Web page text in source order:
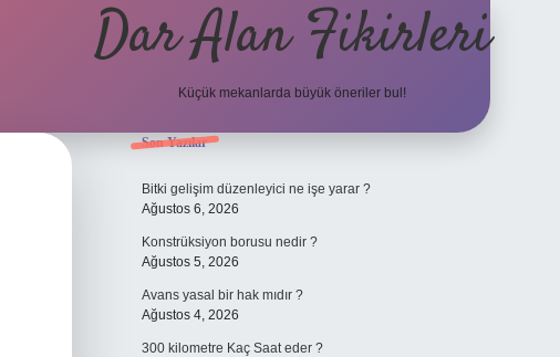
Dar Alan Fikirleri
Küçük mekanlarda büyük öneriler bul!
Sidebar
Son Yazılar
Bitki gelişim düzenleyici ne işe yarar ?
Ağustos 6, 2026
Konstrüksiyon borusu nedir ?
Ağustos 5, 2026
Avans yasal bir hak mıdır ?
Ağustos 4, 2026
300 kilometre Kaç Saat eder ?